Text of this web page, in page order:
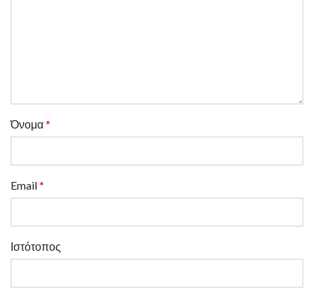
Όνομα*
Email*
Ιστότοπος